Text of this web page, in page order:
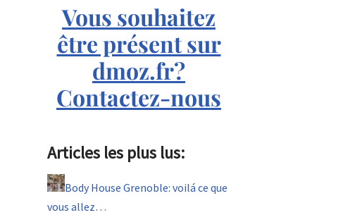
Vous souhaitez
être présent sur
dmoz.fr?
Contactez-nous
Articles les plus lus:
Body House Grenoble: voilá ce que
vous allez…